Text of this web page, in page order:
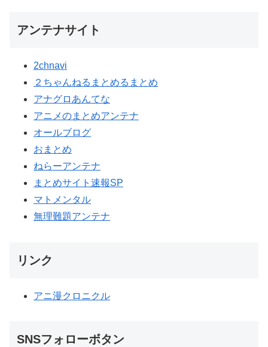
アンテナサイト
2chnavi
２ちゃんねるまとめるまとめ
アナグロあんてな
アニメのまとめアンテナ
オールブログ
おまとめ
ねらーアンテナ
まとめサイト速報SP
マトメンタル
無理難題アンテナ
リンク
アニ漫クロニクル
SNSフォローボタン